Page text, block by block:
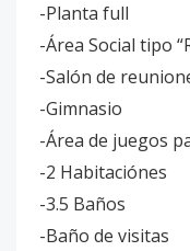
-Planta full
-Área Social tipo
-Salón de
-Gimnasio
-Área de juegos
-2 Habitaciónes
-3.5 Baños
-Baño de visitas